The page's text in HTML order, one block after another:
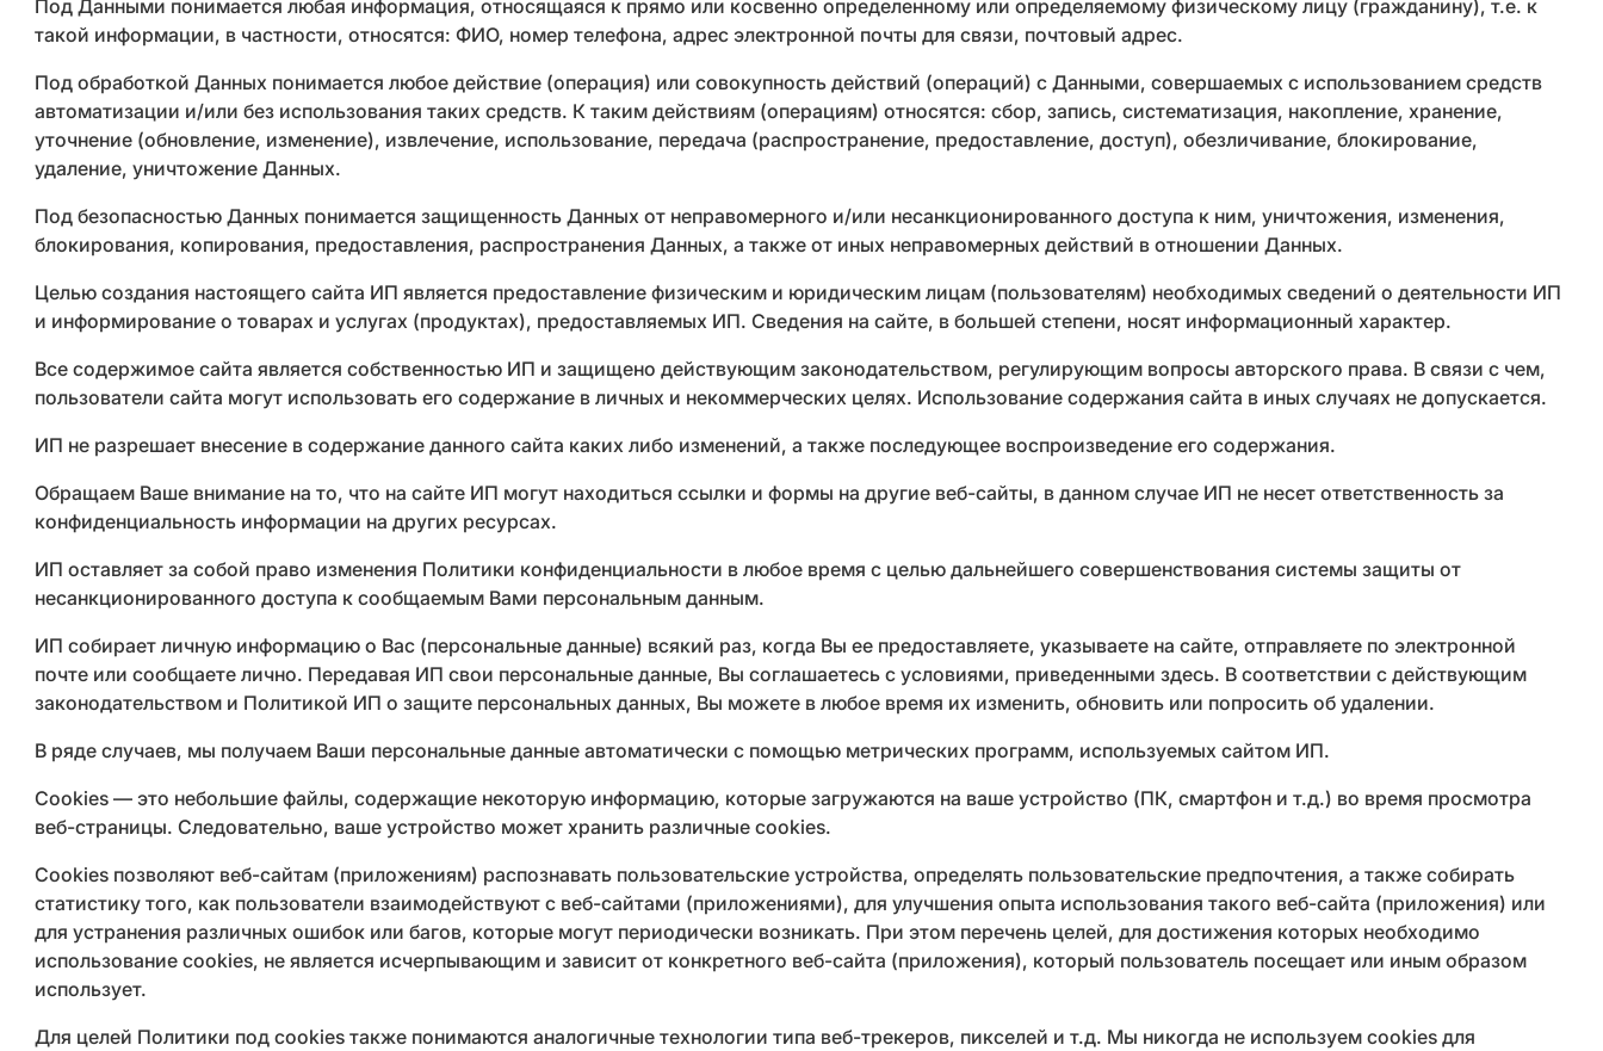
Под Данными понимается любая информация, относящаяся к прямо или косвенно определенному или определяемому физическому лицу (гражданину), т.е. к
такой информации, в частности, относятся: ФИО, номер телефона, адрес электронной почты для связи, почтовый адрес.
Под обработкой Данных понимается любое действие (операция) или совокупность действий (операций) с Данными, совершаемых с использованием средств
автоматизации и/или без использования таких средств. К таким действиям (операциям) относятся: сбор, запись, систематизация, накопление, хранение,
уточнение (обновление, изменение), извлечение, использование, передача (распространение, предоставление, доступ), обезличивание, блокирование,
удаление, уничтожение Данных.
Под безопасностью Данных понимается защищенность Данных от неправомерного и/или несанкционированного доступа к ним, уничтожения, изменения,
блокирования, копирования, предоставления, распространения Данных, а также от иных неправомерных действий в отношении Данных.
Целью создания настоящего сайта ИП является предоставление физическим и юридическим лицам (пользователям) необходимых сведений о деятельности ИП
и информирование о товарах и услугах (продуктах), предоставляемых ИП. Сведения на сайте, в большей степени, носят информационный характер.
Все содержимое сайта является собственностью ИП и защищено действующим законодательством, регулирующим вопросы авторского права. В связи с чем,
пользователи сайта могут использовать его содержание в личных и некоммерческих целях. Использование содержания сайта в иных случаях не допускается.
ИП не разрешает внесение в содержание данного сайта каких либо изменений, а также последующее воспроизведение его содержания.
Обращаем Ваше внимание на то, что на сайте ИП могут находиться ссылки и формы на другие веб-сайты, в данном случае ИП не несет ответственность за
конфиденциальность информации на других ресурсах.
ИП оставляет за собой право изменения Политики конфиденциальности в любое время с целью дальнейшего совершенствования системы защиты от
несанкционированного доступа к сообщаемым Вами персональным данным.
ИП собирает личную информацию о Вас (персональные данные) всякий раз, когда Вы ее предоставляете, указываете на сайте, отправляете по электронной
почте или сообщаете лично. Передавая ИП свои персональные данные, Вы соглашаетесь с условиями, приведенными здесь. В соответствии с действующим
законодательством и Политикой ИП о защите персональных данных, Вы можете в любое время их изменить, обновить или попросить об удалении.
В ряде случаев, мы получаем Ваши персональные данные автоматически с помощью метрических программ, используемых сайтом ИП.
Cookies — это небольшие файлы, содержащие некоторую информацию, которые загружаются на ваше устройство (ПК, смартфон и т.д.) во время просмотра
веб-страницы. Следовательно, ваше устройство может хранить различные cookies.
Cookies позволяют веб-сайтам (приложениям) распознавать пользовательские устройства, определять пользовательские предпочтения, а также собирать
статистику того, как пользователи взаимодействуют с веб-сайтами (приложениями), для улучшения опыта использования такого веб-сайта (приложения) или
для устранения различных ошибок или багов, которые могут периодически возникать. При этом перечень целей, для достижения которых необходимо
использование cookies, не является исчерпывающим и зависит от конкретного веб-сайта (приложения), который пользователь посещает или иным образом
использует.
Для целей Политики под cookies также понимаются аналогичные технологии типа веб-трекеров, пикселей и т.д. Мы никогда не используем cookies для